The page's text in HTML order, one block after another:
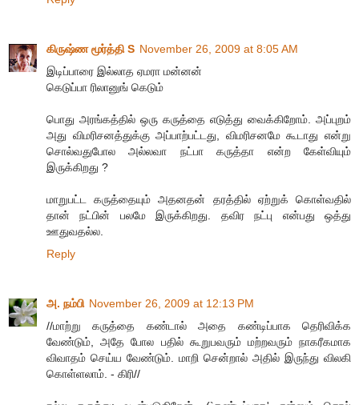
கிருஷ்ண மூர்த்தி S November 26, 2009 at 8:05 AM
இடிப்பாரை இல்லாத ஏமரா மன்னன்
கெடுப்பா ரிலானுங் கெடும்
பொது அரங்கத்தில் ஒரு கருத்தை எடுத்து வைக்கிறோம். அப்புறம்
அது விமரிசனத்துக்கு அப்பாற்பட்டது, விமரிசனமே கூடாது என்று
சொல்வதுபோல அல்லவா நட்பா கருத்தா என்ற கேள்வியும்
இருக்கிறது ?
மாறுபட்ட கருத்தையும் அதனதன் தரத்தில் ஏற்றுக் கொள்வதில்
தான் நட்பின் பலமே இருக்கிறது. தவிர நட்பு என்பது ஒத்து
ஊதுவதல்ல.
Reply
அ. நம்பி November 26, 2009 at 12:13 PM
//மாற்று கருத்தை கண்டால் அதை கண்டிப்பாக தெரிவிக்க
வேண்டும், அதே போல பதில் கூறுபவரும் மற்றவரும் நாகரீகமாக
விவாதம் செய்ய வேண்டும். மாறி சென்றால் அதில் இருந்து விலகி
கொள்ளலாம். - கிரி//